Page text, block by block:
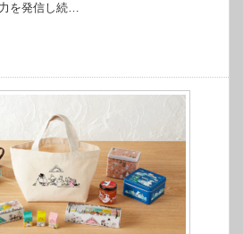
を発信し続…